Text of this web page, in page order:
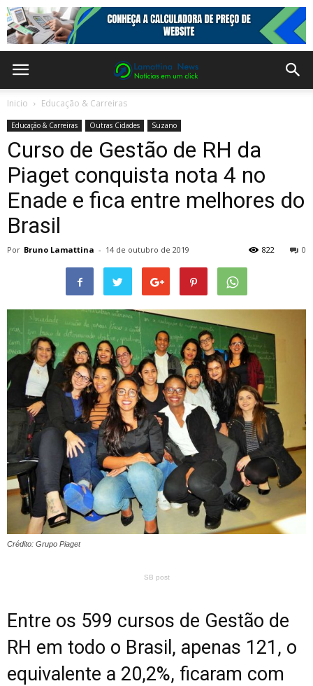
Inicio Educação & Carreiras
Educação & Carreiras Outras Cidades Suzano
Curso de Gestão de RH da
Piaget conquista nota 4 no
Enade e fica entre melhores do
Brasil
Por Bruno Lamattina - 14 de outubro de 2019 0
822
Crédito: Grupo Piaget
SB post
Entre os 599 cursos de Gestão de
RH em todo o Brasil, apenas 121, o
equivalente a 20,2%, ficaram com